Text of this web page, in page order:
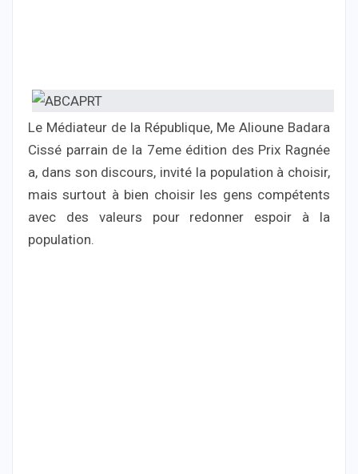
Le Médiateur de la République, Me Alioune Badara
Cissé parrain de la 7eme édition des Prix Ragnée
a, dans son discours, invité la population à choisir,
mais surtout à bien choisir les gens compétents
avec des valeurs pour redonner espoir à la
population.